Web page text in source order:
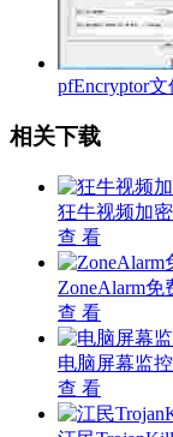
pfEncryptor
相关下载
狂牛视频加
查 看
ZoneAlarm免
查 看
电脑屏幕监
查 看